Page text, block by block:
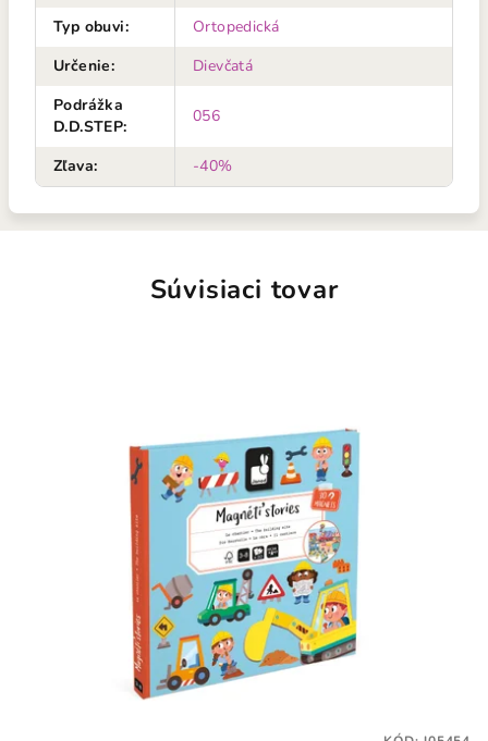
Typ obuvi:
Ortopedická
Určenie:
Dievčatá
Podrážka
D.D.STEP:
056
Zľava: -40%
Súvisiaci tovar